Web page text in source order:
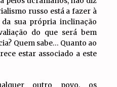
russo está a fazer à
sua própria inclinação
do que será bem
Quem sabe… Quanto ao
estar associado a este
outro povo, os